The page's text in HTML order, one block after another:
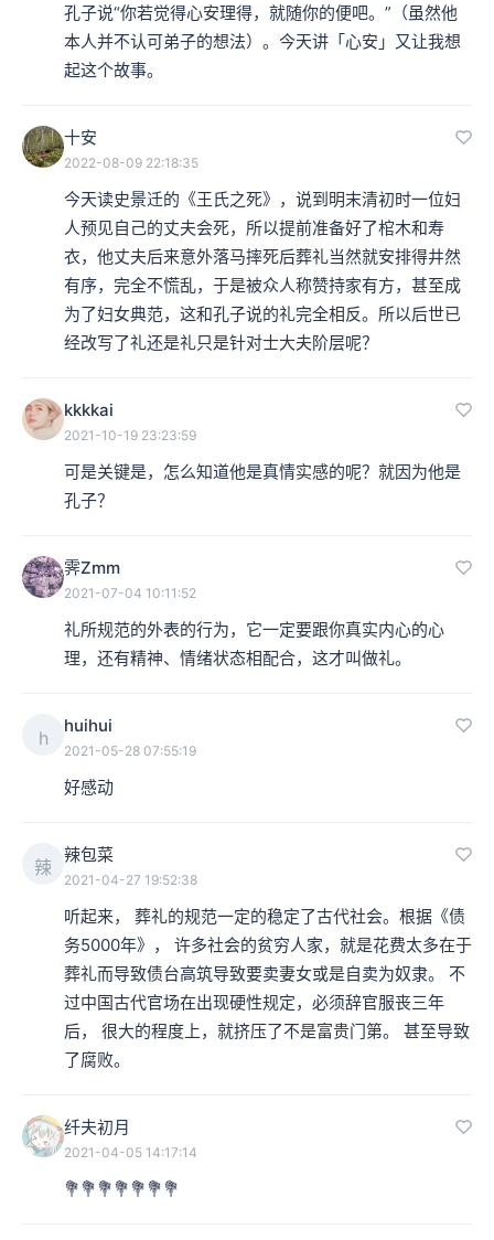
孔子说“你若觉得心安理得，就随你的便吧。”（虽然他
本人并不认可弟子的想法）。今天讲「心安」又让我想
起这个故事。
十安
2022-08-09 22:18:35
今天读史景迁的《王氏之死》，说到明末清初时一位妇
人预见自己的丈夫会死，所以提前准备好了棺木和寿
衣，他丈夫后来意外落马摔死后葬礼当然就安排得井然
有序，完全不慌乱，于是被众人称赞持家有方，甚至成
为了妇女典范，这和孔子说的礼完全相反。所以后世已
经改写了礼还是礼只是针对士大夫阶层呢？
kkkkai
2021-10-19 23:23:59
可是关键是，怎么知道他是真情实感的呢？就因为他是
孔子？
霁Zmm
2021-07-04 10:11:52
礼所规范的外表的行为，它一定要跟你真实内心的心
理，还有精神、情绪状态相配合，这才叫做礼。
h
huihui
2021-05-28 07:55:19
好感动
辣
辣包菜
2021-04-27 19:52:38
听起来， 葬礼的规范一定的稳定了古代社会。根据《债
务5000年》， 许多社会的贫穷人家，就是花费太多在于
葬礼而导致债台高筑导致要卖妻女或是自卖为奴隶。 不
过中国古代官场在出现硬性规定，必须辞官服丧三年
后， 很大的程度上，就挤压了不是富贵门第。 甚至导致
了腐败。
纤夫初月
2021-04-05 14:17:14
💐💐💐💐💐💐💐